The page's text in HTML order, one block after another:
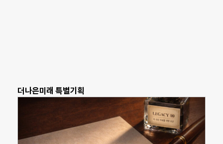
더나은미래 특별기획